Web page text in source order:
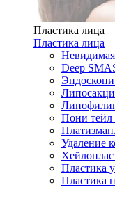
Пластика лица
Пластика лица
Deep
Пони тейл
Удаление
Пластика
Пластика